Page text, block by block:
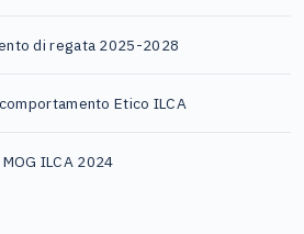
di regata 2025-2028
Etico ILCA
MOG ILCA 2024